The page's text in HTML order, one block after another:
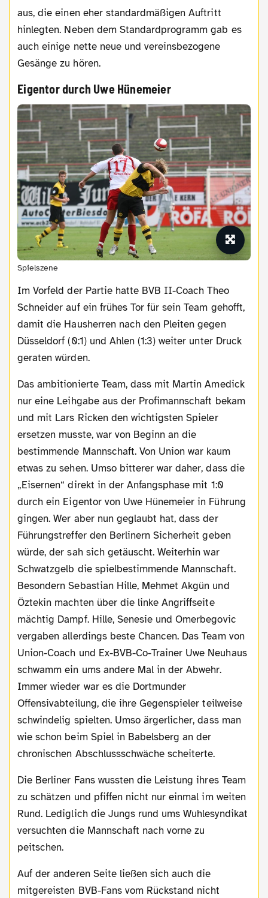
aus, die einen eher standardmäßigen Auftritt
hinlegten. Neben dem Standardprogramm gab es
auch einige nette neue und vereinsbezogene
Gesänge zu hören.
Eigentor durch Uwe Hünemeier
Spielszene
Im Vorfeld der Partie hatte BVB II-Coach Theo
Schneider auf ein frühes Tor für sein Team gehofft,
damit die Hausherren nach den Pleiten gegen
Düsseldorf (0:1) und Ahlen (1:3) weiter unter Druck
geraten würden.
Das ambitionierte Team, dass mit Martin Amedick
nur eine Leihgabe aus der Profimannschaft bekam
und mit Lars Ricken den wichtigsten Spieler
ersetzen musste, war von Beginn an die
bestimmende Mannschaft. Von Union war kaum
etwas zu sehen. Umso bitterer war daher, dass die
„Eisernen“ direkt in der Anfangsphase mit 1:0
durch ein Eigentor von Uwe Hünemeier in Führung
gingen. Wer aber nun geglaubt hat, dass der
Führungstreffer den Berlinern Sicherheit geben
würde, der sah sich getäuscht. Weiterhin war
Schwatzgelb die spielbestimmende Mannschaft.
Besondern Sebastian Hille, Mehmet Akgün und
Öztekin machten über die linke Angriffseite
mächtig Dampf. Hille, Senesie und Omerbegovic
vergaben allerdings beste Chancen. Das Team von
Union-Coach und Ex-BVB-Co-Trainer Uwe Neuhaus
schwamm ein ums andere Mal in der Abwehr.
Immer wieder war es die Dortmunder
Offensivabteilung, die ihre Gegenspieler teilweise
schwindelig spielten. Umso ärgerlicher, dass man
wie schon beim Spiel in Babelsberg an der
chronischen Abschlussschwäche scheiterte.
Die Berliner Fans wussten die Leistung ihres Team
zu schätzen und pfiffen nicht nur einmal im weiten
Rund. Lediglich die Jungs rund ums Wuhlesyndikat
versuchten die Mannschaft nach vorne zu
peitschen.
Auf der anderen Seite ließen sich auch die
mitgereisten BVB-Fans vom Rückstand nicht